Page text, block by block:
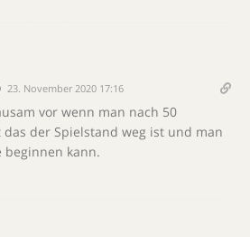
23. November 2020 17:16
vor wenn man nach 50
der Spielstand weg ist und man
beginnen kann.